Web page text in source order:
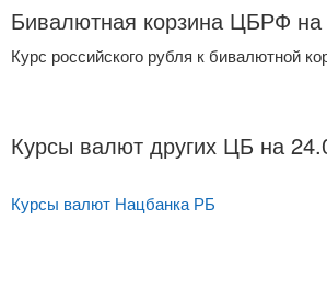
Бивалютная корзина ЦБРФ на
Курс российского рубля к бивалютной
Курсы валют других ЦБ на
Курсы валют Нацбанка РБ